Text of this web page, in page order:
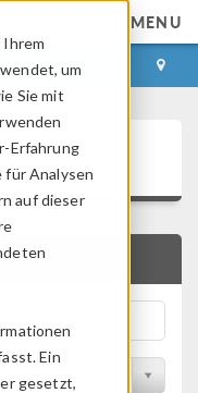
um
Sie mit
Erfahrung
für Analysen
auf dieser
Ein
gesetzt,
MENU
KONTAKT